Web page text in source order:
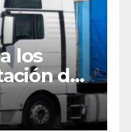
los
de